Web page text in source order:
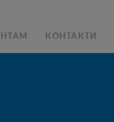
КОНТАКТИ